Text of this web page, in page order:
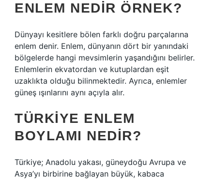
ENLEM NEDIR ÖRNEK?
Dünyayı kesitlere bölen farklı doğru parçalarına
enlem denir. Enlem, dünyanın dört bir yanındaki
bölgelerde hangi mevsimlerin yaşandığını belirler.
Enlemlerin ekvatordan ve kutuplardan eşit
uzaklıkta olduğu bilinmektedir. Ayrıca, enlemler
güneş ışınlarını aynı açıyla alır.
TÜRKIYE ENLEM
BOYLAMI NEDIR?
Türkiye; Anadolu yakası, güneydoğu Avrupa ve
Asya’yı birbirine bağlayan büyük, kabaca